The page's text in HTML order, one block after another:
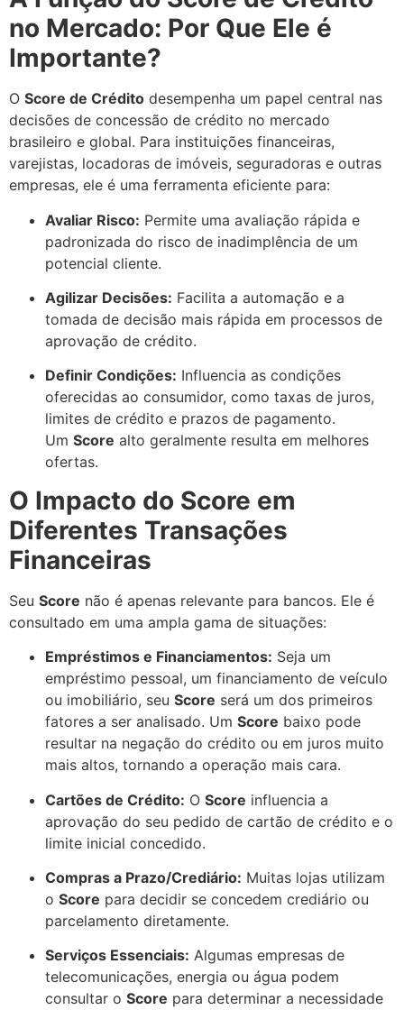
no Mercado: Por Que Ele é
Importante?
O Score de Crédito desempenha um papel central nas
decisões de concessão de crédito no mercado
brasileiro e global. Para instituições financeiras,
varejistas, locadoras de imóveis, seguradoras e outras
empresas, ele é uma ferramenta eficiente para:
Avaliar Risco: Permite uma avaliação rápida e
padronizada do risco de inadimplência de um
potencial cliente.
Agilizar Decisões: Facilita a automação e a
tomada de decisão mais rápida em processos de
aprovação de crédito.
Definir Condições: Influencia as condições
oferecidas ao consumidor, como taxas de juros,
limites de crédito e prazos de pagamento.
Um Score alto geralmente resulta em melhores
ofertas.
O Impacto do Score em
Diferentes Transações
Financeiras
Seu Score não é apenas relevante para bancos. Ele é
consultado em uma ampla gama de situações:
Empréstimos e Financiamentos: Seja um
empréstimo pessoal, um financiamento de veículo
ou imobiliário, seu Score será um dos primeiros
fatores a ser analisado. Um Score baixo pode
resultar na negação do crédito ou em juros muito
mais altos, tornando a operação mais cara.
Cartões de Crédito: O Score influencia a
aprovação do seu pedido de cartão de crédito e o
limite inicial concedido.
Compras a Prazo/Crediário: Muitas lojas utilizam
o Score para decidir se concedem crediário ou
parcelamento diretamente.
Serviços Essenciais: Algumas empresas de
telecomunicações, energia ou água podem
consultar o Score para determinar a necessidade